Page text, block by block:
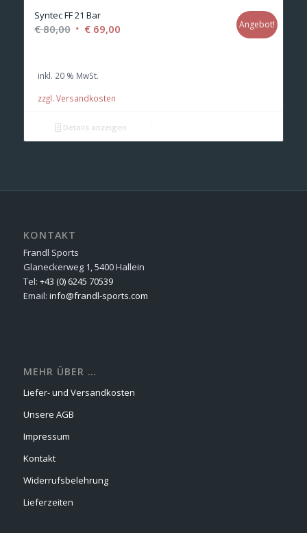
Syntec FF 21 Bar
€80,00 Ursprünglicher
€ 80,00
€69,00Aktueller
Angebot!
inkl. 20 % MwSt.
zzgl. Versandkosten
Details anzeigen
KONTAKT
Frandl Sports
Glaneckerweg 1, 5400 Hallein
Tel: +43 (0) 6245 70539
Email: info@frandl-sports.com
MEHR ÜBER …
Liefer- und Versandkosten
Unsere AGB
Impressum
Kontakt
Widerrufsbelehrung
Lieferzeiten